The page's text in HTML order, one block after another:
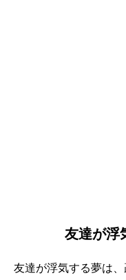
友達が浮
友達が浮気する夢は